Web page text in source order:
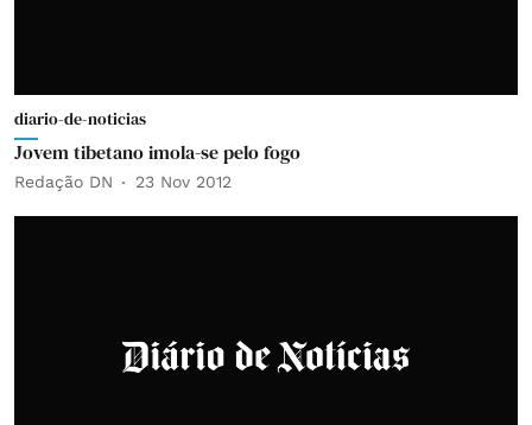
diario-de-noticias
Jovem tibetano imola-se pelo fogo
Redação DN 23 Nov 2012